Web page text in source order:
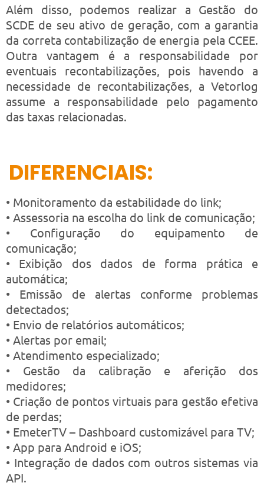
Além disso, podemos realizar a Gestão do
SCDE de seu ativo de geração, com a garantia
da correta contabilização de energia pela CCEE.
Outra vantagem é a responsabilidade por
eventuais recontabilizações, pois havendo a
necessidade de recontabilizações, a Vetorlog
assume a responsabilidade pelo pagamento
das taxas relacionadas.
DIFERENCIAIS:
• Monitoramento da estabilidade do link;
• Assessoria na escolha do link de comunicação;
• Configuração do equipamento de
comunicação;
• Exibição dos dados de forma prática e
automática;
• Emissão de alertas conforme problemas
detectados;
• Envio de relatórios automáticos;
• Alertas por email;
• Atendimento especializado;
• Gestão da calibração e aferição dos
medidores;
• Criação de pontos virtuais para gestão efetiva
de perdas;
• EmeterTV – Dashboard customizável para TV;
• App para Android e iOS;
• Integração de dados com outros sistemas via
API.